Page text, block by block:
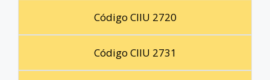
Código CIIU 2720
Código CIIU 2731